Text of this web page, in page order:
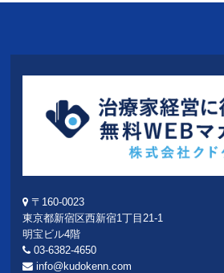
〒160-0023
東京都新宿区西新宿1丁目21-1
明宝ビル4階
03-6382-4650
info@kudokenn.com